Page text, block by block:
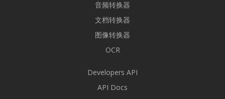
音频转换器
文档转换器
图像转换器
OCR
Developers API
API Docs